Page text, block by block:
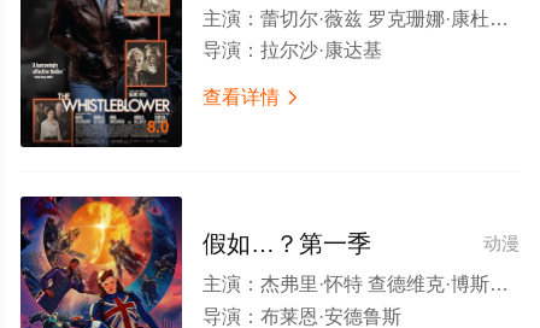
8.0
主演： 蕾切尔·薇兹 罗克珊娜·康杜拉切 瓦妮莎·雷德格雷夫 尼古拉·雷·卡斯 莫妮卡·贝鲁奇 大卫·斯特雷泽恩 宝拉·斯瑞姆 亚历山德鲁·波托切安 威廉·霍普 拉伊塞·康德拉基 詹妮特·海因 本尼迪克特·康伯巴奇 大卫·休莱特 科卡·布卢斯 卢克·崔德威 利亚姆·坎宁安 安娜·谢弗 谢尔盖·特里富诺维奇 弗拉德·伊凡诺夫 多罗西娅·佩特尔 罗莎贝尔·劳伦蒂·塞勒斯 斯图尔特·格雷厄姆 杰弗里·庞塞特 拉杜·班泽鲁 Ciprian Dumitrascu 伊昂·萨普达鲁 伊奥纳特·格拉玛 Paul Jerrico
导演： 拉尔沙·康达基
查看详情 
动漫
假如…？第一季
主演： 杰弗里·怀特 查德维克·博斯曼 海莉·阿特维尔 塞巴斯蒂安·斯坦 马克·鲁弗洛 本尼迪克特·康伯巴奇 汤姆·希德勒斯顿 克里斯·海姆斯沃斯 娜塔莉·波特曼 塞缪尔·杰克逊 保罗·路德 杰瑞米·雷纳 保罗·贝坦尼 乔什·基顿 米克·温格特 亚历山德拉·丹尼尔斯 辛希亚·卡耶·麦克威廉姆斯 迈克尔·B·乔丹 丹娜·奎里拉 乔恩·费儒 安吉拉·贝塞特 唐·钱德尔 安迪·瑟金斯 本尼迪克特·黄 迈克尔·道格拉斯 乔什·布洛林 凯伦·吉兰 蒂尔达·斯文顿 克拉克·格雷格 凯特·戴琳斯 迈克尔·鲁克 多米尼克·库珀
导演： 布莱恩·安德鲁斯